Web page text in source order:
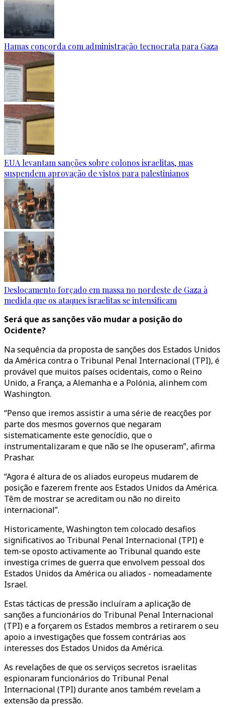
Hamas concorda com administração tecnocrata para Gaza
EUA levantam sanções sobre colonos israelitas, mas
suspendem aprovação de vistos para palestinianos
Deslocamento forçado em massa no nordeste de Gaza à
medida que os ataques israelitas se intensificam
Será que as sanções vão mudar a posição do
Ocidente?
Na sequência da proposta de sanções dos Estados Unidos
da América contra o Tribunal Penal Internacional (TPI), é
provável que muitos países ocidentais, como o Reino
Unido, a França, a Alemanha e a Polónia, alinhem com
Washington.
“Penso que iremos assistir a uma série de reacções por
parte dos mesmos governos que negaram
sistematicamente este genocídio, que o
instrumentalizaram e que não se lhe opuseram”, afirma
Prashar.
“Agora é altura de os aliados europeus mudarem de
posição e fazerem frente aos Estados Unidos da América.
Têm de mostrar se acreditam ou não no direito
internacional”.
Historicamente, Washington tem colocado desafios
significativos ao Tribunal Penal Internacional (TPI) e
tem-se oposto activamente ao Tribunal quando este
investiga crimes de guerra que envolvem pessoal dos
Estados Unidos da América ou aliados - nomeadamente
Israel.
Estas tácticas de pressão incluíram a aplicação de
sanções a funcionários do Tribunal Penal Internacional
(TPI) e a forçarem os Estados membros a retirarem o seu
apoio a investigações que fossem contrárias aos
interesses dos Estados Unidos da América.
As revelações de que os serviços secretos israelitas
espionaram funcionários do Tribunal Penal
Internacional (TPI) durante anos também revelam a
extensão da pressão.